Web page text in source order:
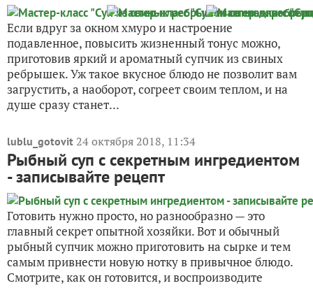
Если вдруг за окном хмуро и настроение
подавленное, повысить жизненный тонус можно,
приготовив яркий и ароматный супчик из свиных
ребрышек. Уж такое вкусное блюдо не позволит вам
загрустить, а наоборот, согреет своим теплом, и на
душе сразу станет...
lublu_gotovit 24 октября 2018, 11:34
Рыбный суп с секретным ингредиентом
- записывайте рецепт
Готовить нужно просто, но разнообразно — это
главный секрет опытной хозяйки. Вот и обычный
рыбный супчик можно приготовить на сырке и тем
самым привнести новую нотку в привычное блюдо.
Смотрите, как он готовится, и воспроизводите